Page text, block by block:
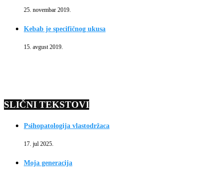
25. novembar 2019.
Kebab je specifičnog ukusa
15. avgust 2019.
SLIČNI TEKSTOVI
Psihopatologija vlastodržaca
17. jul 2025.
Moja generacija